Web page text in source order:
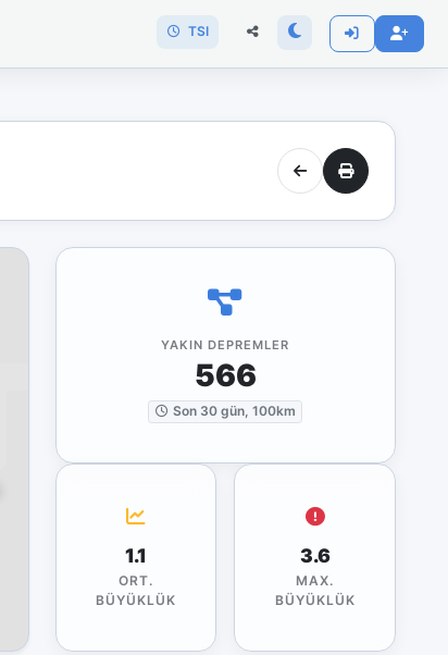
TSI
YAKIN DEPREMLER
566
Son 30 gün, 100km
1.1
ORT.
BÜYÜKLÜK
3.6
MAX.
BÜYÜKLÜK